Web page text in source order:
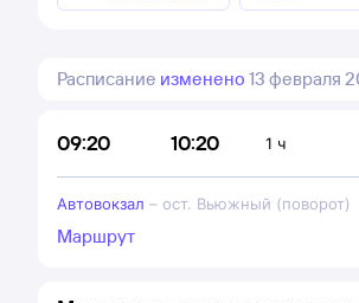
Расписание изменено 13 февраля
09:20 10:20 1 ч
Автовокзал – ост. Вьюжный (поворот)
Маршрут